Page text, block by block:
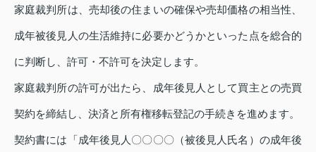
家庭裁判所は、売却後の住まいの確保や売却価格の相当性、
成年被後見人の生活維持に必要かどうかといった点を総合的
に判断し、許可・不許可を決定します。
家庭裁判所の許可が出たら、成年後見人として買主との売買
契約を締結し、決済と所有権移転登記の手続きを進めます。
契約書には「成年後見人〇〇〇〇（被後見人氏名）の成年後